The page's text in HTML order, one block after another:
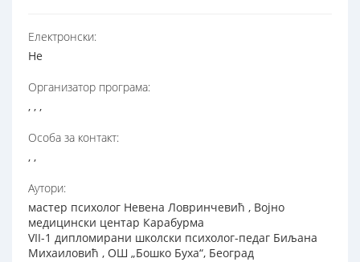
Електронски:
Не
Организатор програма:
, , ,
Особа за контакт:
, ,
Аутори:
мастер психолог Невена Ловринчевић , Војно
медицински центар Карабурма
VII-1 дипломирани школски психолог-педаг Биљана
Михаиловић , ОШ „Бошко Буха“, Београд